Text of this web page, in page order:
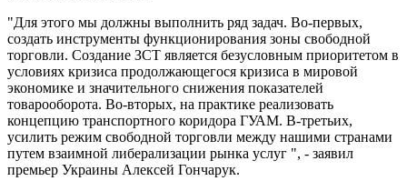
"Для этого мы должны выполнить ряд задач. Во-первых,
создать инструменты функционирования зоны свободной
торговли. Создание ЗСТ является безусловным приоритетом в
условиях кризиса продолжающегося кризиса в мировой
экономике и значительного снижения показателей
товарооборота. Во-вторых, на практике реализовать
концепцию транспортного коридора ГУАМ. В-третьих,
усилить режим свободной торговли между нашими странами
путем взаимной либерализации рынка услуг ", - заявил
премьер Украины Алексей Гончарук.